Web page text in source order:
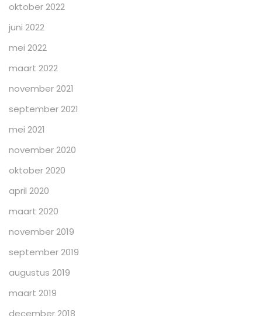
oktober 2022
juni 2022
mei 2022
maart 2022
november 2021
september 2021
mei 2021
november 2020
oktober 2020
april 2020
maart 2020
november 2019
september 2019
augustus 2019
maart 2019
december 2018